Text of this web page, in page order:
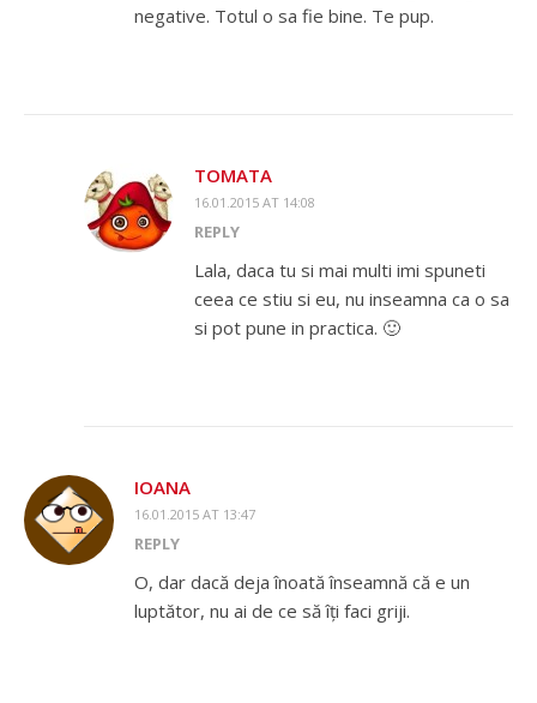
negative. Totul o sa fie bine. Te pup.
TOMATA
16.01.2015 AT 14:08
REPLY
Lala, daca tu si mai multi imi spuneti
ceea ce stiu si eu, nu inseamna ca o sa
si pot pune in practica. 🙂
IOANA
16.01.2015 AT 13:47
REPLY
O, dar dacă deja înoată înseamnă că e un
luptător, nu ai de ce să îți faci griji.